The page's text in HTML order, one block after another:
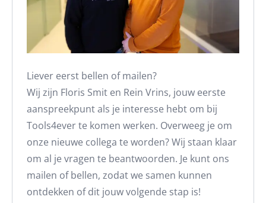
Liever eerst bellen of mailen?
Wij zijn Floris Smit en Rein Vrins, jouw eerste
aanspreekpunt als je interesse hebt om bij
Tools4ever te komen werken. Overweeg je om
onze nieuwe collega te worden? Wij staan klaar
om al je vragen te beantwoorden. Je kunt ons
mailen of bellen, zodat we samen kunnen
ontdekken of dit jouw volgende stap is!